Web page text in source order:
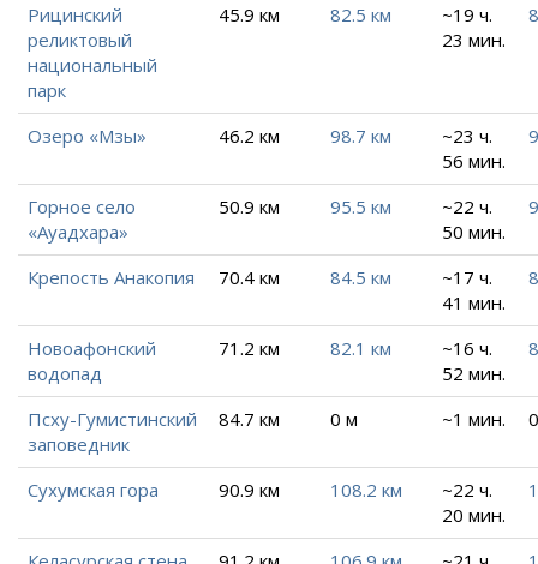
Рицинский
реликтовый
национальный
парк
45.9 км 82.5 км
~19 ч.
23 мин.
Озеро «Мзы» 46.2 км 98.7 км
~23 ч.
56 мин.
Горное село
«Ауадхара»
50.9 км 95.5 км
~22 ч.
50 мин.
Крепость Анакопия 70.4 км 84.5 км
~17 ч.
41 мин.
Новоафонский
водопад
71.2 км 82.1 км
~16 ч.
52 мин.
Псху-Гумистинский
заповедник
84.7 км 0 м ~1 мин.
Сухумская гора 90.9 км 108.2 км
~22 ч.
20 мин.